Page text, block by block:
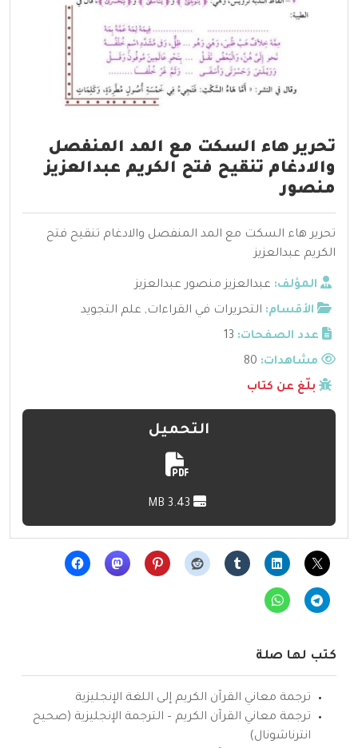
تحرير هاء السكت مع المد المنفصل
والادغام تنقيح فتح الكريم عبدالعزيز
منصور
تحرير هاء السكت مع المد المنفصل والادغام تنقيح فتح
الكريم عبدالعزيز
المؤلف: عبدالعزيز منصور عبدالعزيز
الأقسام: التحريرات في القراءات, علم التجويد
عدد الصفحات: 13
مشاهدات:
بلّغ عن كتاب
التحميل
كتب لها صلة
ترجمة معاني القرآن الكريم إلى اللغة الإنجليزية
ترجمة معاني القرآن الكريم – الترجمة الإنجليزية (صحيح
انترناشونال)